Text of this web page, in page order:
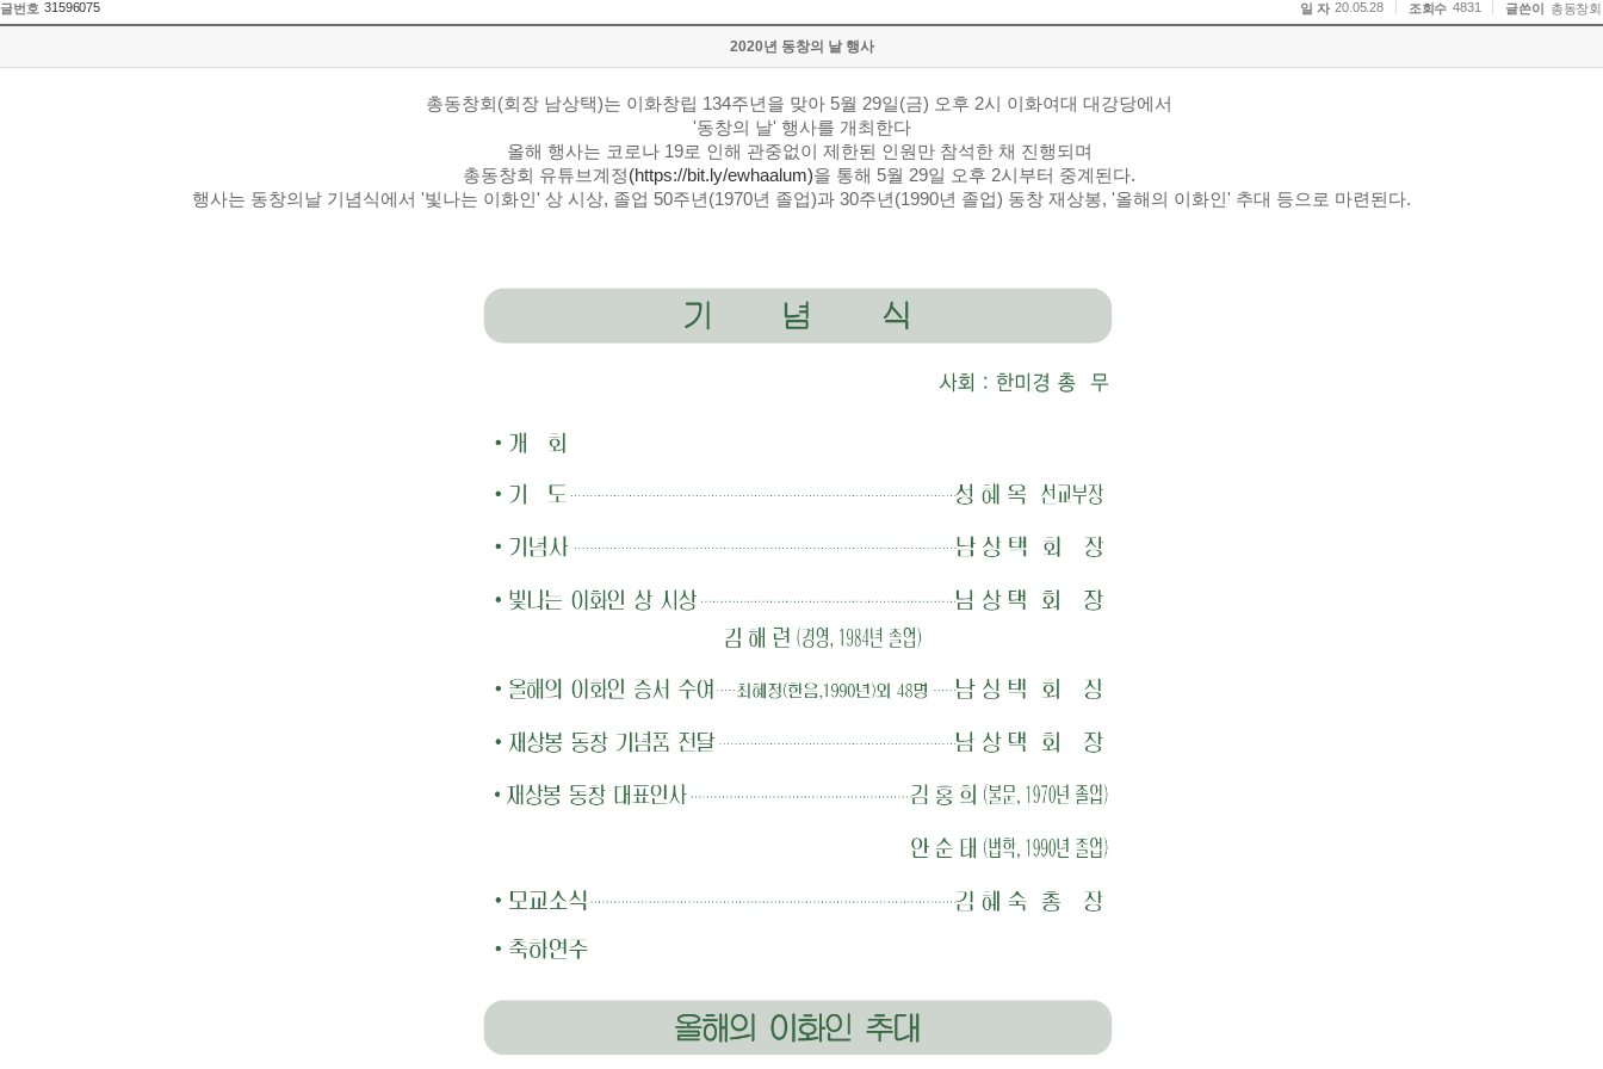
글번호 31596075 일 자 20.05.28 조회수 4831 글쓴이 총동창회
2020년 동창의 날 행사
총동창회(회장 남상택)는 이화창립 134주년을 맞아 5월 29일(금) 오후 2시 이화여대 대강당에서
'동창의 날' 행사를 개최한다
올해 행사는 코로나 19로 인해 관중없이 제한된 인원만 참석한 채 진행되며
총동창회 유튜브계정(https://bit.ly/ewhaalum)을 통해 5월 29일 오후 2시부터 중계된다.
행사는 동창의날 기념식에서 '빛나는 이화인' 상 시상, 졸업 50주년(1970년 졸업)과 30주년(1990년 졸업) 동창 재상봉, '올해의 이화인' 추대 등으로 마련된다.